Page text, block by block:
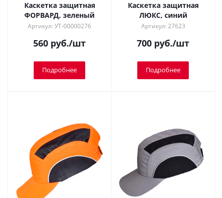
Каскетка защитная
ФОРВАРД, зеленый
Артикул: УТ-00000276
560 руб./шт
Подробнее
Каскетка защитная
ЛЮКС, синий
Артикул: 27623
700 руб./шт
Подробнее